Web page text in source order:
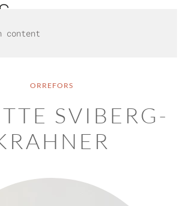
content
ORREFORS
SVIBERG-